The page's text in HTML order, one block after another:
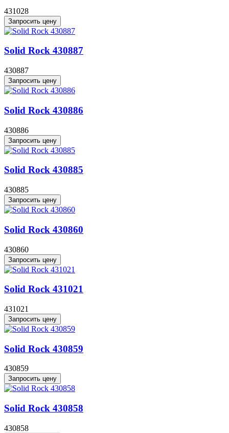
431028
Запросить цену
Solid Rock 430887
430887
Запросить цену
Solid Rock 430886
430886
Запросить цену
Solid Rock 430885
430885
Запросить цену
Solid Rock 430860
430860
Запросить цену
Solid Rock 431021
431021
Запросить цену
Solid Rock 430859
430859
Запросить цену
Solid Rock 430858
430858